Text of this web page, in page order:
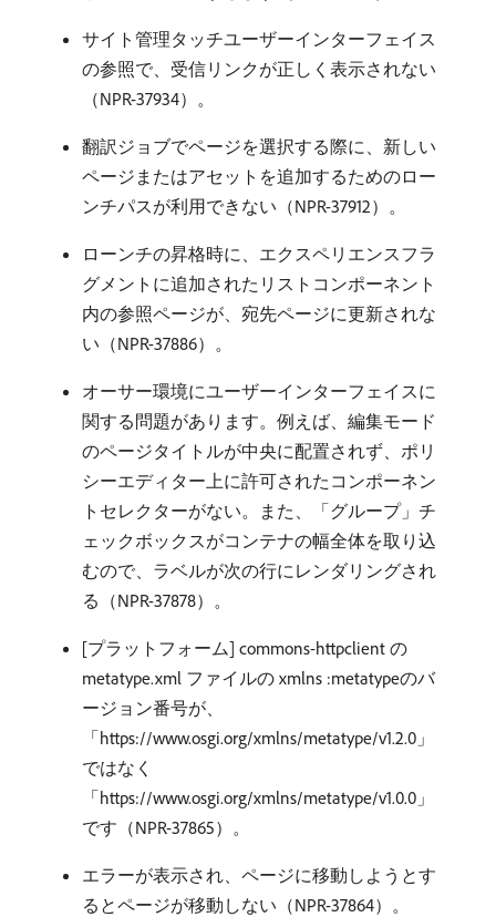
サイト管理タッチユーザーインターフェイス
の参照で、受信リンクが正しく表示されない
（NPR-37934）。
翻訳ジョブでページを選択する際に、新しい
ページまたはアセットを追加するためのロー
ンチパスが利用できない（NPR-37912）。
ローンチの昇格時に、エクスペリエンスフラ
グメントに追加されたリストコンポーネント
内の参照ページが、宛先ページに更新されな
い（NPR-37886）。
オーサー環境にユーザーインターフェイスに
関する問題があります。例えば、編集モード
のページタイトルが中央に配置されず、ポリ
シーエディター上に許可されたコンポーネン
トセレクターがない。また、「グループ」チ
ェックボックスがコンテナの幅全体を取り込
むので、ラベルが次の行にレンダリングされ
る（NPR-37878）。
[プラットフォーム] commons-httpclient の
metatype.xml ファイルの xmlns :metatypeのバ
ージョン番号が、
「https://www.osgi.org/xmlns/metatype/v1.2.0」
ではなく
「https://www.osgi.org/xmlns/metatype/v1.0.0」
です（NPR-37865）。
エラーが表示され、ページに移動しようとす
るとページが移動しない（NPR-37864）。